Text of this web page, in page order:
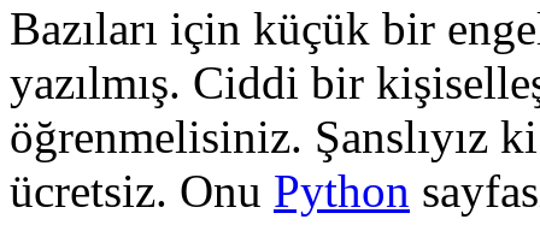
Bazıları için küçük bir
yazılmış. Ciddi bir
öğrenmelisiniz. Şanslıyız
ücretsiz. Onu Python